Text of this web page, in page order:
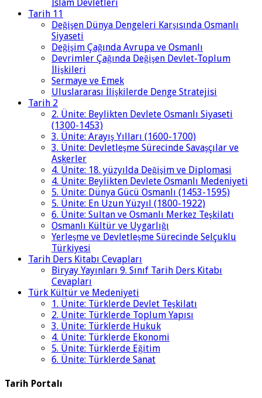
İslam Devletleri
Tarih 11
Değişen Dünya Dengeleri Karşısında Osmanlı
Siyaseti
Değişim Çağında Avrupa ve Osmanlı
Devrimler Çağında Değişen Devlet-Toplum
İlişkileri
Sermaye ve Emek
Uluslararası İlişkilerde Denge Stratejisi
Tarih 2
2. Ünite: Beylikten Devlete Osmanlı Siyaseti
(1300-1453)
3. Ünite: Arayış Yılları (1600-1700)
3. Ünite: Devletleşme Sürecinde Savaşçılar ve
Askerler
4. Ünite: 18. yüzyılda Değişim ve Diplomasi
4. Ünite: Beylikten Devlete Osmanlı Medeniyeti
5. Ünite: Dünya Gücü Osmanlı (1453-1595)
5. Ünite: En Uzun Yüzyıl (1800-1922)
6. Ünite: Sultan ve Osmanlı Merkez Teşkilatı
Osmanlı Kültür ve Uygarlığı
Yerleşme ve Devletleşme Sürecinde Selçuklu
Türkiyesi
Tarih Ders Kitabı Cevapları
Biryay Yayınları 9. Sınıf Tarih Ders Kitabı
Cevapları
Türk Kültür ve Medeniyeti
1. Ünite: Türklerde Devlet Teşkilatı
2. Ünite: Türklerde Toplum Yapısı
3. Ünite: Türklerde Hukuk
4. Ünite: Türklerde Ekonomi
5. Ünite: Türklerde Eğitim
6. Ünite: Türklerde Sanat
Tarih Portalı